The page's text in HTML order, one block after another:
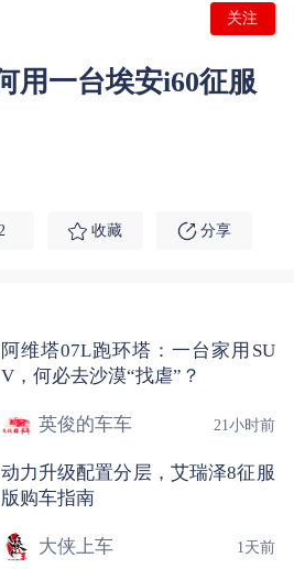
关注
用一台埃安i60征服
收藏 分享
阿维塔07L跑环塔：一台家用SU
V，何必去沙漠“找虐”？
英俊的车车 21小时前
动力升级配置分层，艾瑞泽8征服
版购车指南
大侠上车 1天前